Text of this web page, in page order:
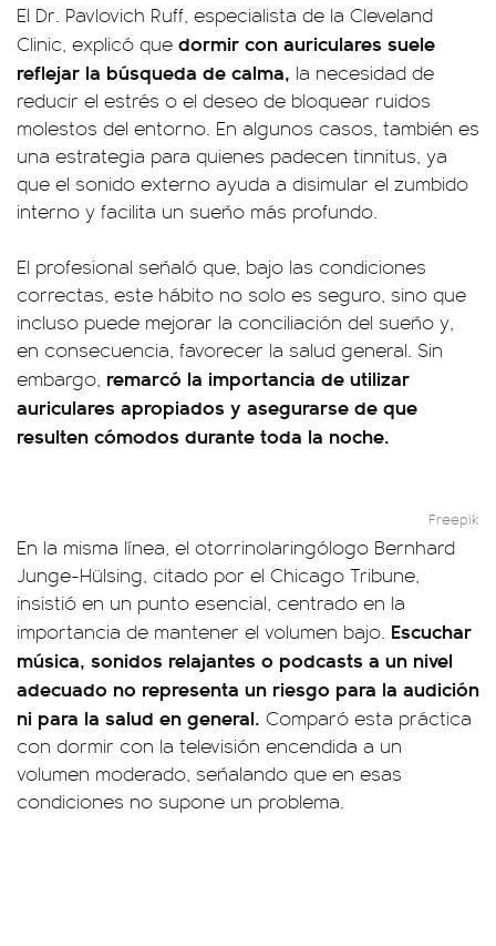
El Dr. Pavlovich Ruff, especialista de la Cleveland
Clinic, explicó que dormir con auriculares suele
reflejar la búsqueda de calma, la necesidad de
reducir el estrés o el deseo de bloquear ruidos
molestos del entorno. En algunos casos, también es
una estrategia para quienes padecen tinnitus, ya
que el sonido externo ayuda a disimular el zumbido
interno y facilita un sueño más profundo.
El profesional señaló que, bajo las condiciones
correctas, este hábito no solo es seguro, sino que
incluso puede mejorar la conciliación del sueño y,
en consecuencia, favorecer la salud general. Sin
embargo, remarcó la importancia de utilizar
auriculares apropiados y asegurarse de que
resulten cómodos durante toda la noche.
Freepik
En la misma línea, el otorrinolaringólogo Bernhard
Junge-Hülsing, citado por el Chicago Tribune,
insistió en un punto esencial, centrado en la
importancia de mantener el volumen bajo. Escuchar
música, sonidos relajantes o podcasts a un nivel
adecuado no representa un riesgo para la audición
ni para la salud en general. Comparó esta práctica
con dormir con la televisión encendida a un
volumen moderado, señalando que en esas
condiciones no supone un problema.